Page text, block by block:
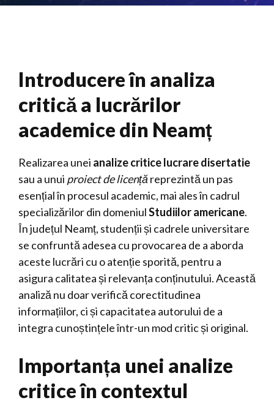
Introducere în analiza
critică a lucrărilor
academice din Neamț
Realizarea unei analize critice lucrare disertatie
sau a unui proiect de licență reprezintă un pas
esențial în procesul academic, mai ales în cadrul
specializărilor din domeniulStudiilor americane.
În județul Neamț, studenții și cadrele universitare
se confruntă adesea cu provocarea de a aborda
aceste lucrări cu o atenție sporită, pentru a
asigura calitatea și relevanța conținutului. Această
analiză nu doar verifică corectitudinea
informațiilor, ci și capacitatea autorului de a
integra cunoștințele într-un mod critic și original.
Importanța unei analize
critice în contextul